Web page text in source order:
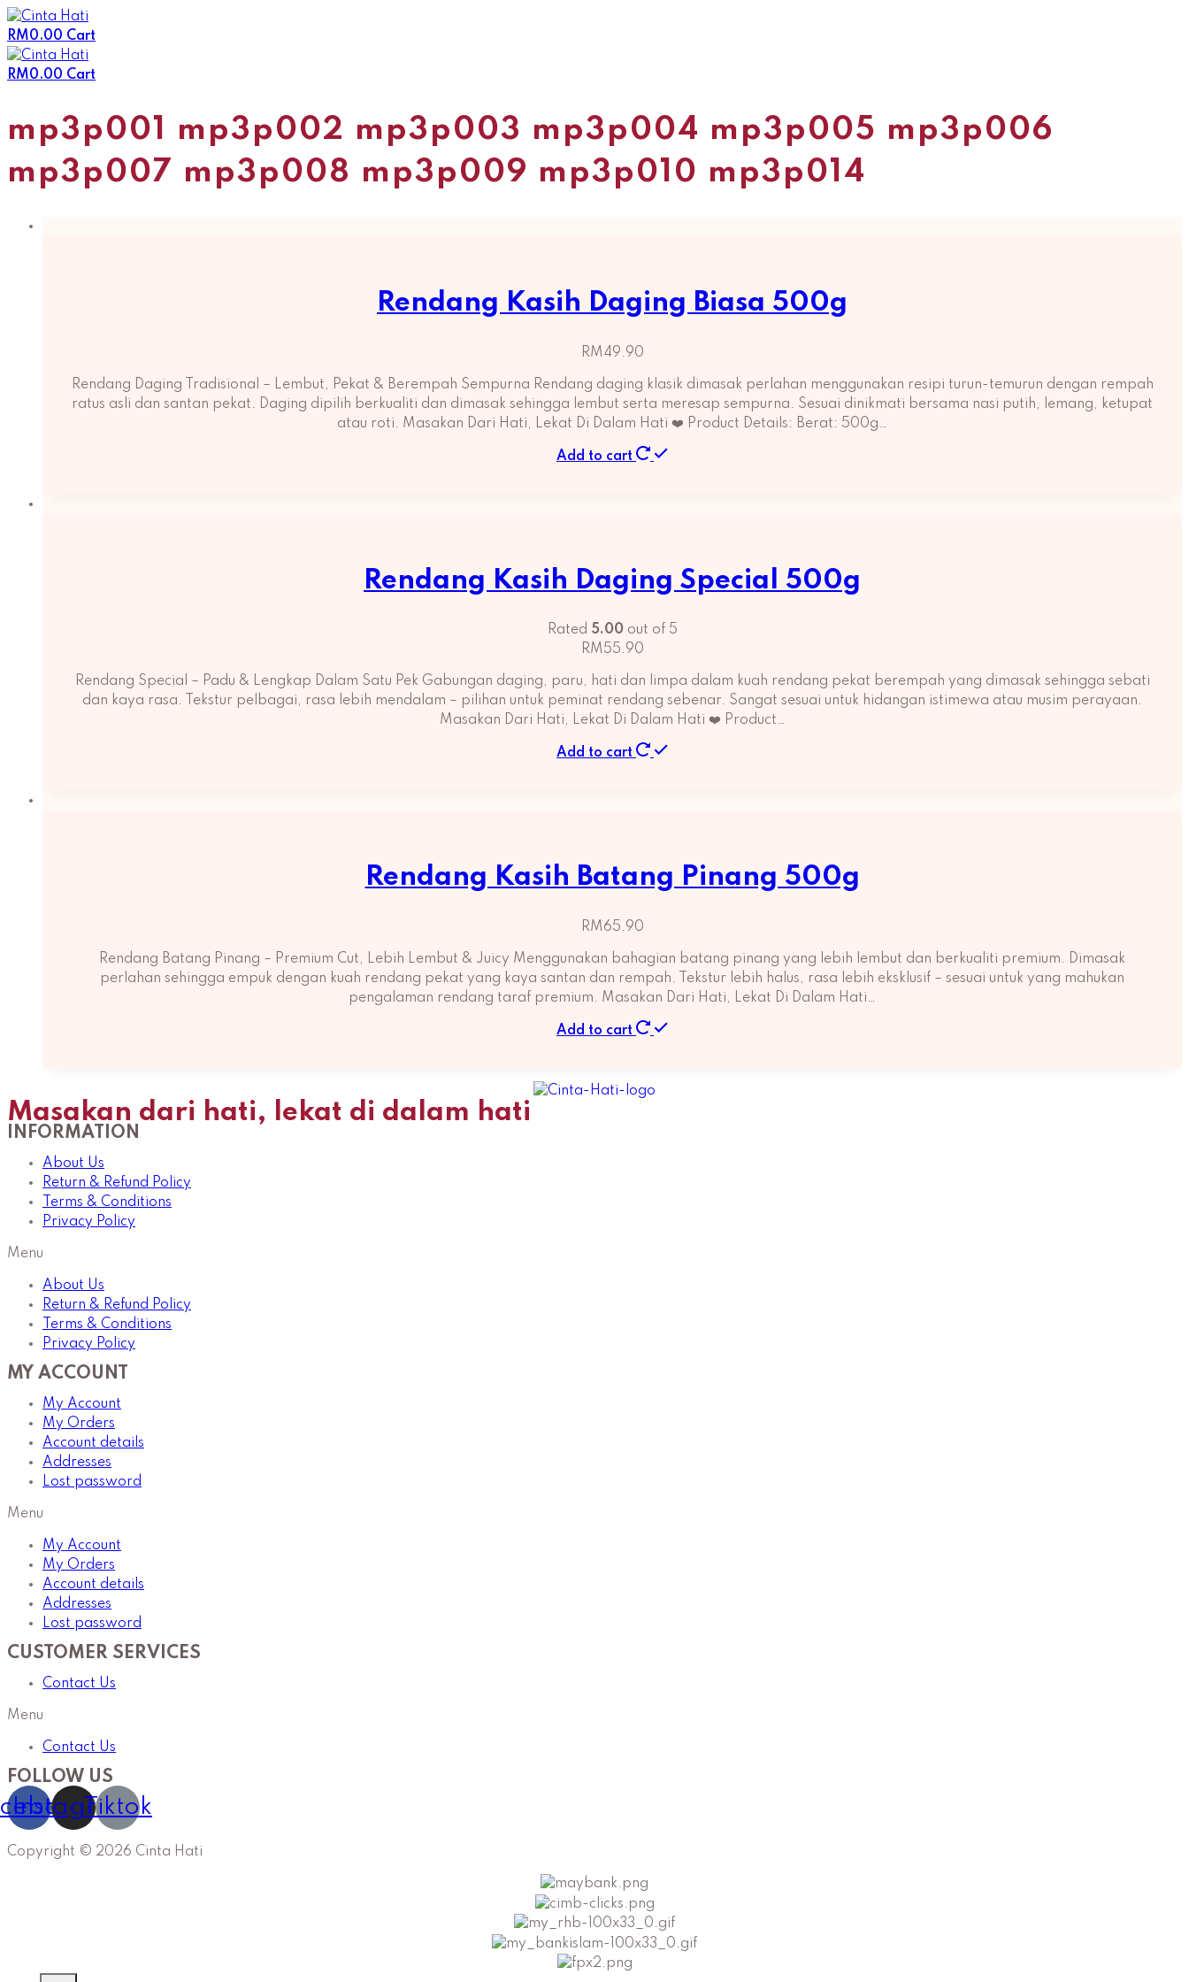
Skip
to
content
RM0.00 Cart
RM0.00 Cart
mp3p001 mp3p002 mp3p003 mp3p004 mp3p005 mp3p006
mp3p007 mp3p008 mp3p009 mp3p010 mp3p014
Rendang Kasih Daging Biasa 500g
RM49.90
Rendang Daging Tradisional – Lembut, Pekat & Berempah Sempurna Rendang daging klasik dimasak perlahan menggunakan resipi turun-temurun dengan rempah
ratus asli dan santan pekat. Daging dipilih berkualiti dan dimasak sehingga lembut serta meresap sempurna. Sesuai dinikmati bersama nasi putih, lemang, ketupat
atau roti. Masakan Dari Hati, Lekat Di Dalam Hati ❤️ Product Details: Berat: 500g…
Add to cart
Rendang Kasih Daging Special 500g
Rated 5.00out of 5
RM55.90
Rendang Special – Padu & Lengkap Dalam Satu Pek Gabungan daging, paru, hati dan limpa dalam kuah rendang pekat berempah yang dimasak sehingga sebati
dan kaya rasa. Tekstur pelbagai, rasa lebih mendalam – pilihan untuk peminat rendang sebenar. Sangat sesuai untuk hidangan istimewa atau musim perayaan.
Masakan Dari Hati, Lekat Di Dalam Hati ❤️ Product…
Add to cart
Rendang Kasih Batang Pinang 500g
RM65.90
Rendang Batang Pinang – Premium Cut, Lebih Lembut & Juicy Menggunakan bahagian batang pinang yang lebih lembut dan berkualiti premium. Dimasak
perlahan sehingga empuk dengan kuah rendang pekat yang kaya santan dan rempah. Tekstur lebih halus, rasa lebih eksklusif – sesuai untuk yang mahukan
pengalaman rendang taraf premium. Masakan Dari Hati, Lekat Di Dalam Hati…
Add to cart
Masakan dari hati, lekat di dalam hati
INFORMATION
About Us
Return & Refund Policy
Terms & Conditions
Privacy Policy
Menu
About Us
Return & Refund Policy
Terms & Conditions
Privacy Policy
MY ACCOUNT
My Account
My Orders
Account details
Addresses
Lost password
Menu
My Account
My Orders
Account details
Addresses
Lost password
CUSTOMER SERVICES
Contact Us
Menu
Contact Us
FOLLOW US
Instagram
Tiktok
Copyright © 2026 Cinta Hati